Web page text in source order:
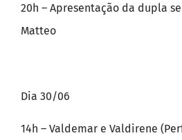
20h – Apresentação da dupla
Matteo
Dia 30/06
14h – Valdemar e Valdirene